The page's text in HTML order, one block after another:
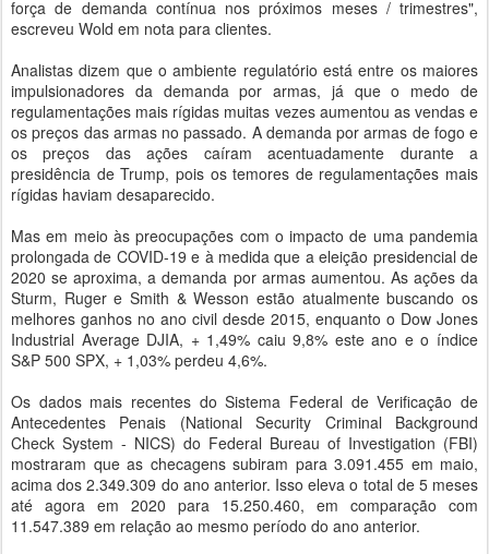
força de demanda contínua nos próximos meses / trimestres",
escreveu Wold em nota para clientes.
Analistas dizem que o ambiente regulatório está entre os maiores
impulsionadores da demanda por armas, já que o medo de
regulamentações mais rígidas muitas vezes aumentou as vendas e
os preços das armas no passado. A demanda por armas de fogo e
os preços das ações caíram acentuadamente durante a
presidência de Trump, pois os temores de regulamentações mais
rígidas haviam desaparecido.
Mas em meio às preocupações com o impacto de uma pandemia
prolongada de COVID-19 e à medida que a eleição presidencial de
2020 se aproxima, a demanda por armas aumentou. As ações da
Sturm, Ruger e Smith & Wesson estão atualmente buscando os
melhores ganhos no ano civil desde 2015, enquanto o Dow Jones
Industrial Average DJIA, + 1,49% caiu 9,8% este ano e o índice
S&P 500 SPX, + 1,03% perdeu 4,6%.
Os dados mais recentes do Sistema Federal de Verificação de
Antecedentes Penais (National Security Criminal Background
Check System - NICS) do Federal Bureau of Investigation (FBI)
mostraram que as checagens subiram para 3.091.455 em maio,
acima dos 2.349.309 do ano anterior. Isso eleva o total de 5 meses
até agora em 2020 para 15.250.460, em comparação com
11.547.389 em relação ao mesmo período do ano anterior.